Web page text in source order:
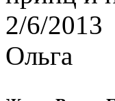
2/6/2013
Ольга